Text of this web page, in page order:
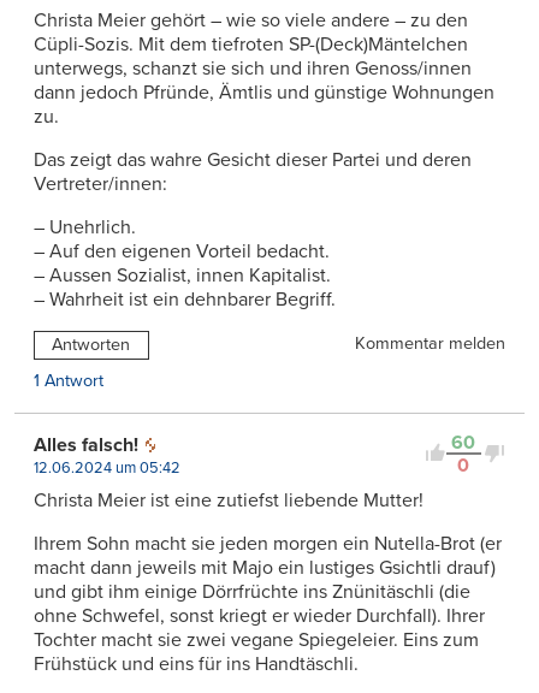
Christa Meier gehört – wie so viele andere – zu den
Cüpli-Sozis. Mit dem tiefroten SP-(Deck)Mäntelchen
unterwegs, schanzt sie sich und ihren Genoss/innen
dann jedoch Pfründe, Ämtlis und günstige Wohnungen
zu.
Das zeigt das wahre Gesicht dieser Partei und deren
Vertreter/innen:
– Unehrlich.
– Auf den eigenen Vorteil bedacht.
– Aussen Sozialist, innen Kapitalist.
– Wahrheit ist ein dehnbarer Begriff.
Antworten
Kommentar melden
1 Antwort
60
0
Alles falsch!
12.06.2024 um 05:42
Christa Meier ist eine zutiefst liebende Mutter!
Ihrem Sohn macht sie jeden morgen ein Nutella-Brot (er
macht dann jeweils mit Majo ein lustiges Gsichtli drauf)
und gibt ihm einige Dörrfrüchte ins Znünitäschli (die
ohne Schwefel, sonst kriegt er wieder Durchfall). Ihrer
Tochter macht sie zwei vegane Spiegeleier. Eins zum
Frühstück und eins für ins Handtäschli.